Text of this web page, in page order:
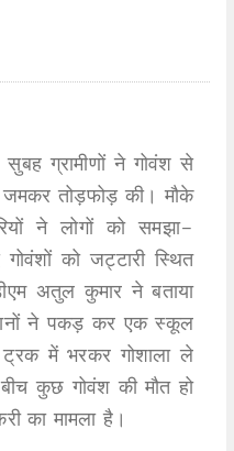
ग्रामीणों ने गोवंश से
जमकर तोड़फोड़ की। माैके
ने लोगों को समझा-
को जट्टारी स्थित
अतुल कुमार ने बताया
ने पकड़ कर एक स्कूल
में भरकर गोशाला ले
कुछ गोवंश की मौत हो
का मामला है।